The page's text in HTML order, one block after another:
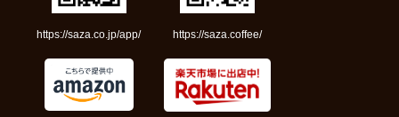
https://saza.co.jp/app/ https://saza.coffee/